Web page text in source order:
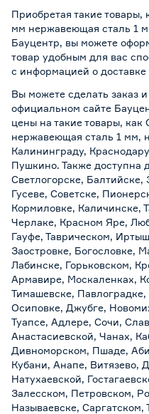
Приобретая такие
мм нержавеющая сталь 1
Бауцентр, вы можете
товар удобным для вас
с информацией о
Вы можете сделать заказ
официальном сайте
цены на такие товары,
нержавеющая сталь 1 мм,
Калининграду,
Пушкино. Также доступна
Светлогорске, Балтийске,
Гусеве, Советске,
Кормиловке, Каличинске,
Черлаке, Красном Яре,
Гауфе, Таврическом,
Заостровке, Богословке,
Лабинске, Горьковском,
Армавире, Москаленках,
Тимашевске,
Осиповке, Джубге,
Туапсе, Адлере, Сочи,
Анастасиевской, Чанах,
Дивноморском, Пшаде,
Кубани, Анапе, Витязево,
Натухаевской,
Залесском, Петровском,
Называевске,